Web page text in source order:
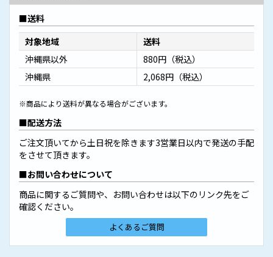
送料
対象地域
送料
沖縄県以外
880円（税込）
沖縄県
2,068円（税込）
※商品により送料が異なる場合がございます。
配送方法
ご注文頂いてから土日祝を除きます3営業日以内で発送の手配
をさせて頂きます。
お問い合わせについて
商品に関するご質問や、お問い合わせは以下のリンク先をご
確認ください。
よくあるご質問